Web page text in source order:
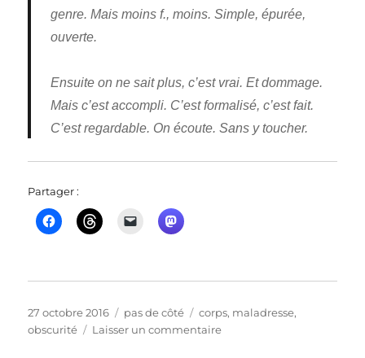
genre. Mais moins f., moins. Simple, épurée,
ouverte.
Ensuite on ne sait plus, c’est vrai. Et dommage.
Mais c’est accompli. C’est formalisé, c’est fait.
C’est regardable. On écoute. Sans y toucher.
Partager :
Publié
le
27 octobre 2016 Catégories
pas de côté Étiquettes
corps, maladresse,
obscurité
Laisser un commentairesur